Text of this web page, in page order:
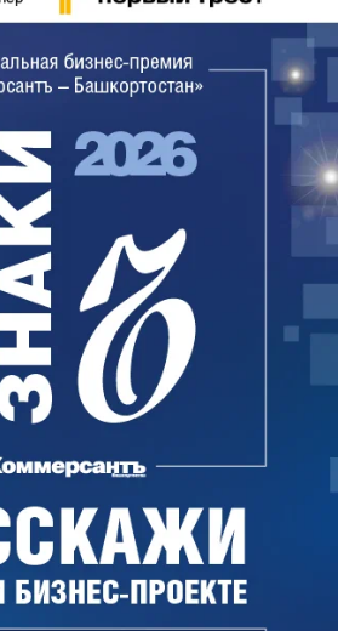
регистрации которой не
заем в размере 2,38 млрд
и тех же условиях.
привлекают средства,
уточняются.
сообщил “Ъ-Уфа”, что «Сиена»
зарегистрированная
разместить там
процент,— отметил
компании.—
завод — наш
нам комплектующие. Ему
помощь в рамках
отношений».
фонда» Башкирии
38% акций БСК) заявил,